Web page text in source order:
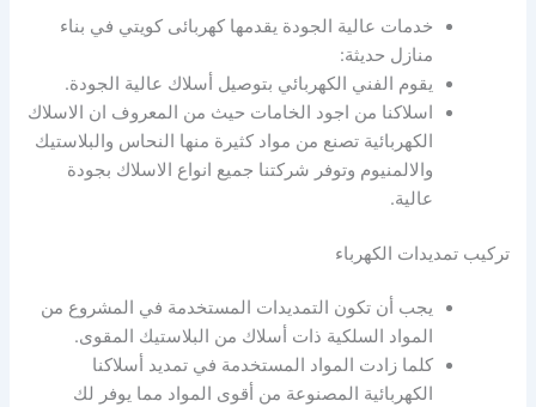
خدمات عالية الجودة يقدمها كهربائى كويتي في بناء
منازل حديثة:
يقوم الفني الكهربائي بتوصيل أسلاك عالية الجودة.
اسلاكنا من اجود الخامات حيث من المعروف ان الاسلاك
الكهربائية تصنع من مواد كثيرة منها النحاس والبلاستيك
والالمنيوم وتوفر شركتنا جميع انواع الاسلاك بجودة
عالية.
تركيب تمديدات الكهرباء
يجب أن تكون التمديدات المستخدمة في المشروع من
المواد السلكية ذات أسلاك من البلاستيك المقوى.
كلما زادت المواد المستخدمة في تمديد أسلاكنا
الكهربائية المصنوعة من أقوى المواد مما يوفر لك